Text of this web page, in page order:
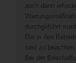
auch dann
durchgeführt
Die in den
sind zu beachten.
Bei der